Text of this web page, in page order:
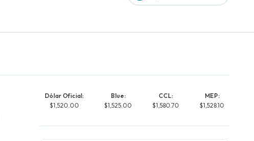
Dólar Oficial:
$1,520.00
Blue:
$1,525.00
CCL:
$1,580.70
MEP:
$1,528.10